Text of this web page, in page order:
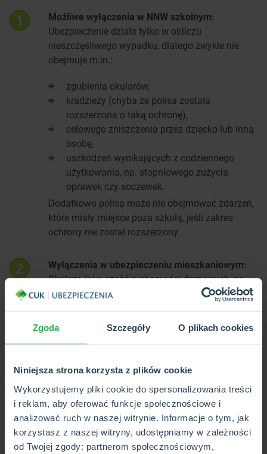
Zgoda Szczegóły O plikach cookies
Niniejsza strona korzysta z plików cookie
Wykorzystujemy pliki cookie do spersonalizowania treści
i reklam, aby oferować funkcje społecznościowe i
analizować ruch w naszej witrynie. Informacje o tym, jak
korzystasz z naszej witryny, udostępniamy w zależności
od Twojej zgody: partnerom społecznościowym,
1
Możliwe wyłączenia w NNW szkolnym:
Ubezpieczenie działa tylko w obliczu
nieszczęśliwego wypadku, dlatego zwykle nie
obejmuje m.in.:
zgubienia okularów,
kradzieży (chyba że polisa została
rozszerzona o taką ochronę),
celowego zniszczenia przez dziecko lub inną
osobę,
uszkodzeń wynikających z codziennego
użytkowania, np. stopniowego zużycia
oprawek czy soczewek.
Dodatkowo polisa może nie obejmować zdarzeń,
które miały miejsce poza szkołą, jeśli zakres
ochrony nie został rozszerzony.
2
Wyłączenia w ubezpieczeniu mieszkaniowym:
Okulary, jako część ruchomości domowych, są
objęte ochroną głównie w przypadku zdarzeń
włamaniem. Ubezpieczenie nie obejmuje
okulary spadną i się rozbiją),
kradzieży bez śladów włamania, np. jeśli
zostaną zabrane przez gościa w domu,
zgubienia poza miejscem ubezpieczenia,
naturalnego zużycia wynikającego z
użytkowania.